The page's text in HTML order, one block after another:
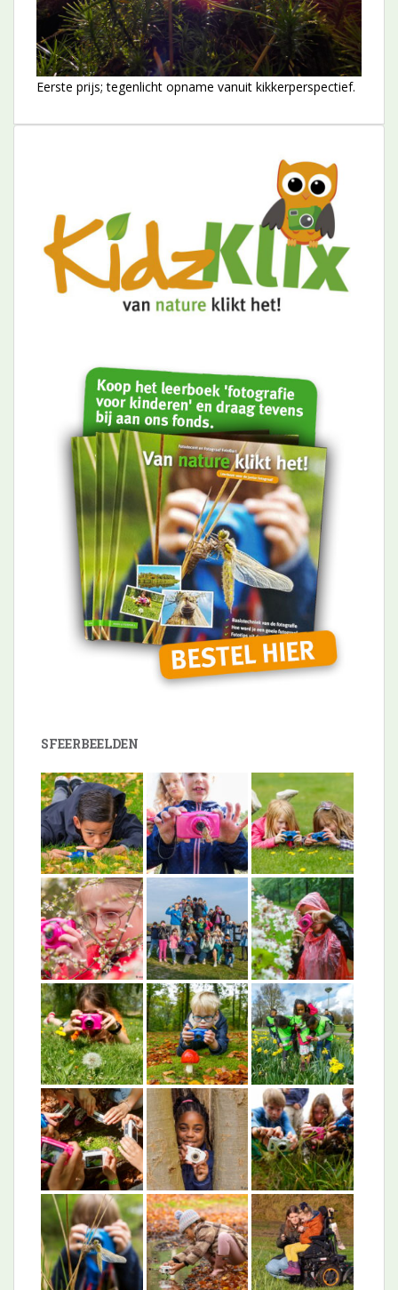
Eerste prijs; tegenlicht opname vanuit kikkerperspectief.
SFEERBEELDEN